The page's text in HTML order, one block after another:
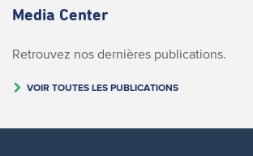
Media Center
Retrouvez nos dernières publications.
VOIR TOUTES LES PUBLICATIONS